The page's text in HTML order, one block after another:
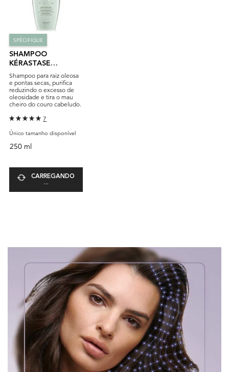
SPÉCIFIQUE
SHAMPOO
KÉRASTASE
SPÉCIFIQUE BAIN
DIVALENT
Shampoo para raiz oleosa
e pontas secas, purifica
reduzindo o excesso de
oleosidade e tira o mau
cheiro do couro cabeludo.
7
Único tamanho disponível
250 ml
CARREGANDO
...